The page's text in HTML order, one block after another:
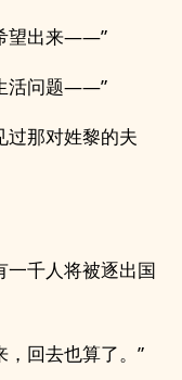
望出来——”
活问题——”
过那对姓黎的夫
一千人将被逐出国
，回去也算了。”